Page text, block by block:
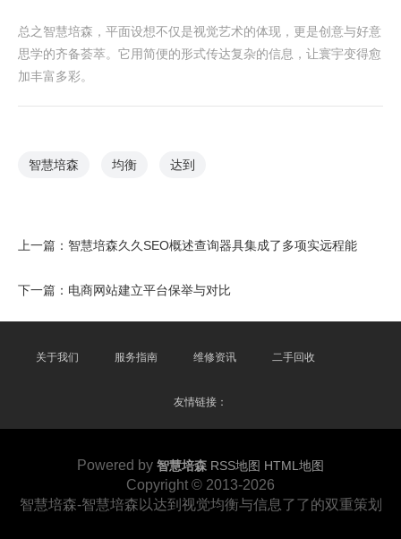
总之智慧培森，平面设想不仅是视觉艺术的体现，更是创意与好意
思学的齐备荟萃。它用简便的形式传达复杂的信息，让寰宇变得愈
加丰富多彩。
智慧培森 均衡 达到
上一篇： 智慧培森久久SEO概述查询器具集成了多项实远程能
下一篇： 电商网站建立平台保举与对比
关于我们 服务指南 维修资讯 二手回收
友情链接：
Powered by 智慧培森 RSS地图 HTML地图
Copyright © 2013-2026
智慧培森-智慧培森以达到视觉均衡与信息了了的双重策划